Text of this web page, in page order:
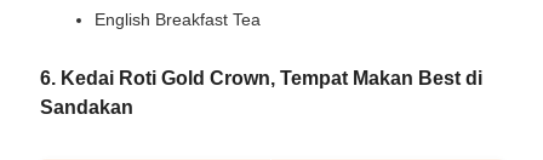
English Breakfast Tea
6. Kedai Roti Gold Crown, Tempat Makan Best di
Sandakan